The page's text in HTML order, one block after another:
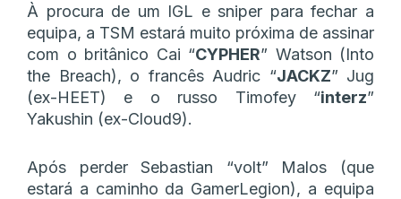
À procura de um IGL e sniper para fechar a
equipa, a TSM estará muito próxima de assinar
com o britânico Cai “CYPHER” Watson (Into
the Breach), o francês Audric “JACKZ” Jug
(ex-HEET) e o russo Timofey “interz”
Yakushin (ex-Cloud9).
Após perder Sebastian “volt” Malos (que
estará a caminho da GamerLegion), a equipa